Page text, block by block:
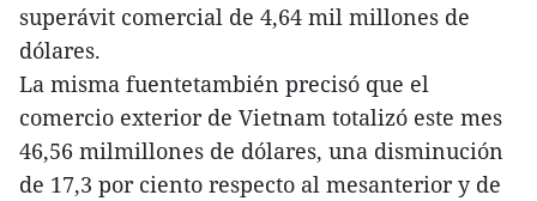
superávit comercial de 4,64 mil millones de
dólares.
La misma fuentetambién precisó que el
comercio exterior de Vietnam totalizó este mes
46,56 milmillones de dólares, una disminución
de 17,3 por ciento respecto al mesanterior y de